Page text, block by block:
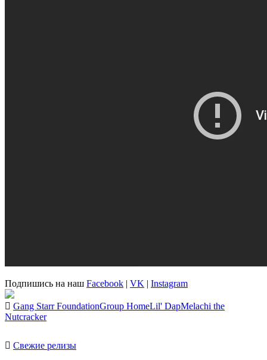
Подпишись на наш Facebook | VK | Instagram
Gang Starr FoundationGroup HomeLil' DapMelachi the
Nutcracker
Свежие релизы